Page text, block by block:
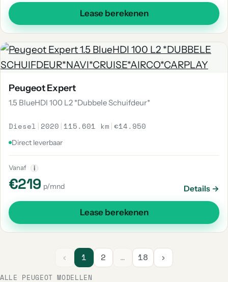
Lease berekenen
Peugeot Expert
1.5 BlueHDI 100 L2 *Dubbele Schuifdeur*
Diesel | 2020 | 115.601 km |€14.950
Direct leverbaar
Vanaf i
€219 p/mnd Details →
Lease berekenen
‹ 1 2 … 18 ›
ALLE PEUGEOT MODELLEN